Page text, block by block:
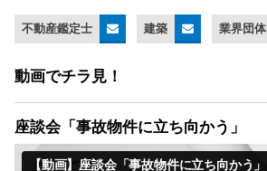
不動産鑑定士 建築 業界団体
動画でチラ見！
座談会「事故物件に立ち向かう」